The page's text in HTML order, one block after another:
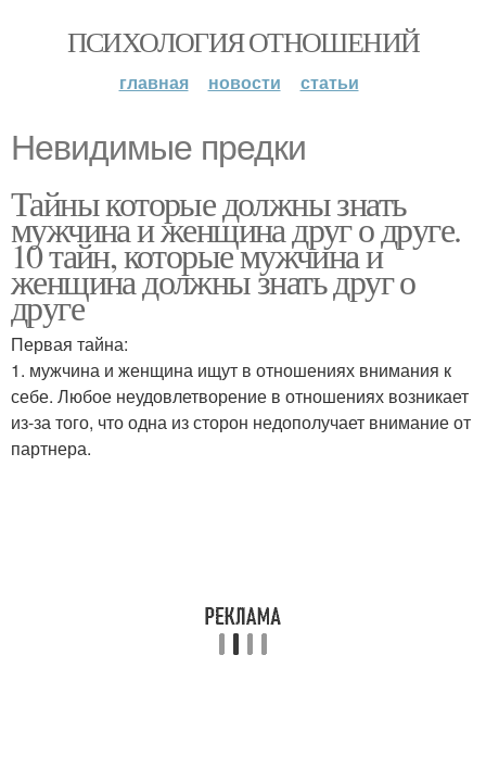
ПСИХОЛОГИЯ ОТНОШЕНИЙ
главная новости статьи
Невидимые предки
Тайны которые должны знать
мужчина и женщина друг о друге.
10 тайн, которые мужчина и
женщина должны знать друг о
друге
Первая тайна:
1. мужчина и женщина ищут в отношениях внимания к
себе. Любое неудовлетворение в отношениях возникает
из-за того, что одна из сторон недополучает внимание от
партнера.